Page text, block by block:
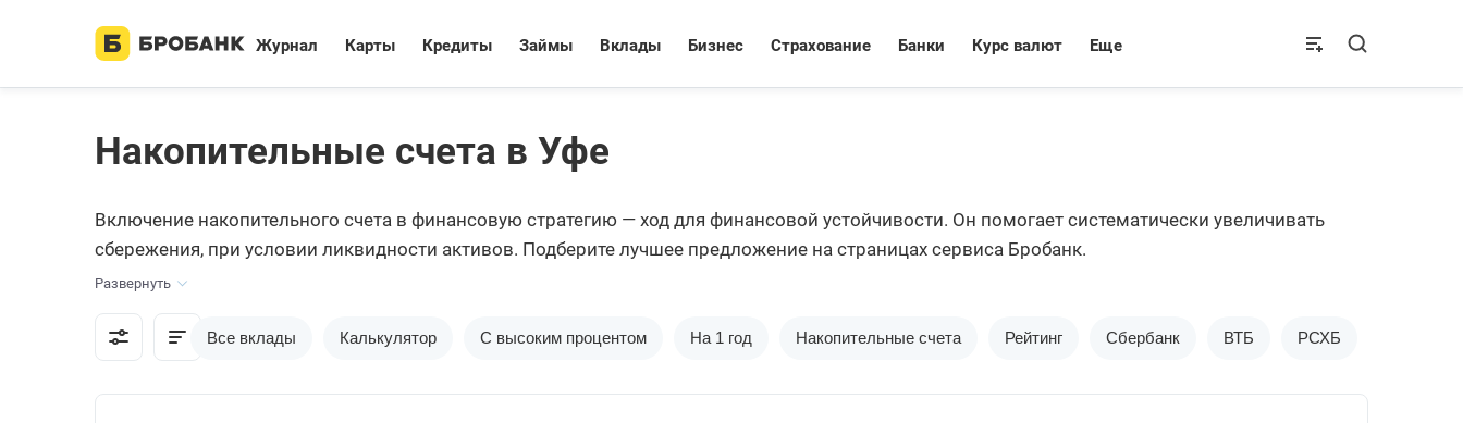
Журнал Карты Кредиты Займы Вклады Бизнес Страхование Банки Курс валют Еще
Накопительные счета в Уфе
Включение накопительного счета в финансовую стратегию — ход для финансовой устойчивости. Он помогает систематически увеличивать
сбережения, при условии ликвидности активов. Подберите лучшее предложение на страницах сервиса Бробанк.
Развернуть
Все вклады Калькулятор С высоким процентом На 1 год Накопительные счета Рейтинг Сбербанк ВТБ РСХБ